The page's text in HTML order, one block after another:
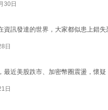
30日
訊發達的世界，大家都似患上錯失
日
近美股跌市、加密幣圈震盪，懷
日